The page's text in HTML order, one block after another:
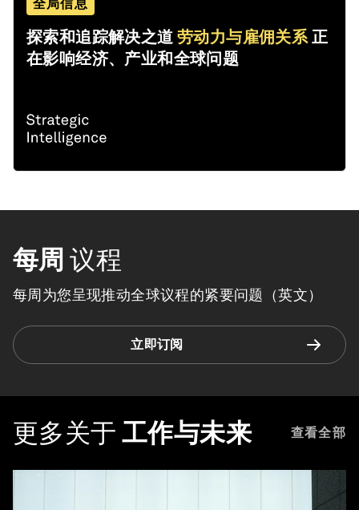
全局信息
探索和追踪解决之道劳动力与雇佣关系正
在影响经济、产业和全球问题
每周 议程
每周为您呈现推动全球议程的紧要问题（英文）
立即订阅
更多关于 工作与未来 查看全部